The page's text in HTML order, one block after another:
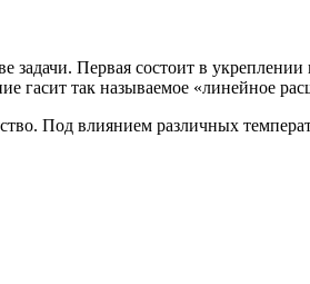
Первая состоит в
гасит так называемое «линейное
Под влиянием различных